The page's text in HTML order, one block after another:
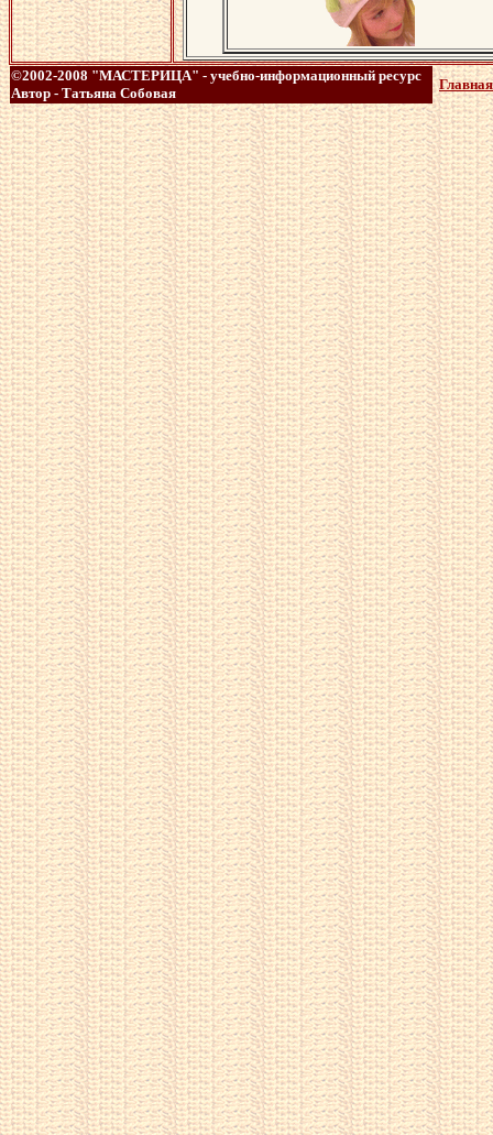
©2002-2008 "МАСТЕРИЦА" - учебно-информационный ресурс
Автор - Татьяна Собовая